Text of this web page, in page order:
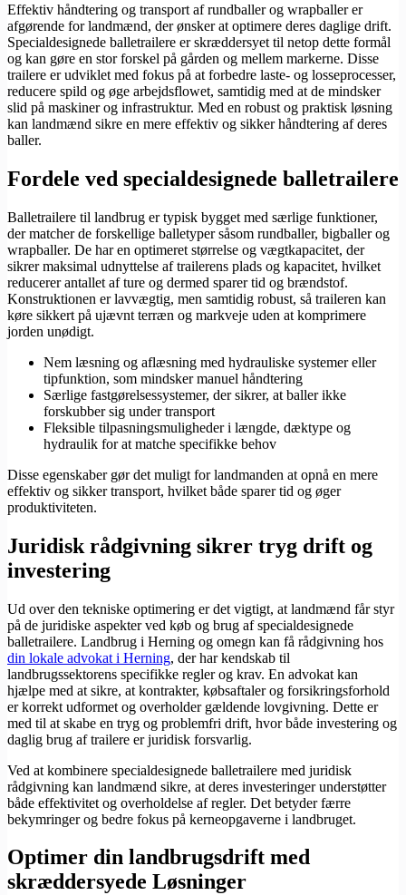
Effektiv håndtering og transport af rundballer og wrapballer er
afgørende for landmænd, der ønsker at optimere deres daglige drift.
Specialdesignede balletrailere er skræddersyet til netop dette formål
og kan gøre en stor forskel på gården og mellem markerne. Disse
trailere er udviklet med fokus på at forbedre laste- og losseprocesser,
reducere spild og øge arbejdsflowet, samtidig med at de mindsker
slid på maskiner og infrastruktur. Med en robust og praktisk løsning
kan landmænd sikre en mere effektiv og sikker håndtering af deres
baller.
Fordele ved specialdesignede balletrailere
Balletrailere til landbrug er typisk bygget med særlige funktioner,
der matcher de forskellige balletyper såsom rundballer, bigballer og
wrapballer. De har en optimeret størrelse og vægtkapacitet, der
sikrer maksimal udnyttelse af trailerens plads og kapacitet, hvilket
reducerer antallet af ture og dermed sparer tid og brændstof.
Konstruktionen er lavvægtig, men samtidig robust, så traileren kan
køre sikkert på ujævnt terræn og markveje uden at komprimere
jorden unødigt.
Nem læsning og aflæsning med hydrauliske systemer eller
tipfunktion, som mindsker manuel håndtering
Særlige fastgørelsessystemer, der sikrer, at baller ikke
forskubber sig under transport
Fleksible tilpasningsmuligheder i længde, dæktype og
hydraulik for at matche specifikke behov
Disse egenskaber gør det muligt for landmanden at opnå en mere
effektiv og sikker transport, hvilket både sparer tid og øger
produktiviteten.
Juridisk rådgivning sikrer tryg drift og
investering
Ud over den tekniske optimering er det vigtigt, at landmænd får styr
på de juridiske aspekter ved køb og brug af specialdesignede
balletrailere. Landbrug i Herning og omegn kan få rådgivning hos
din lokale advokat i Herning, der har kendskab til
landbrugssektorens specifikke regler og krav. En advokat kan
hjælpe med at sikre, at kontrakter, købsaftaler og forsikringsforhold
er korrekt udformet og overholder gældende lovgivning. Dette er
med til at skabe en tryg og problemfri drift, hvor både investering og
daglig brug af trailere er juridisk forsvarlig.
Ved at kombinere specialdesignede balletrailere med juridisk
rådgivning kan landmænd sikre, at deres investeringer understøtter
både effektivitet og overholdelse af regler. Det betyder færre
bekymringer og bedre fokus på kerneopgaverne i landbruget.
Optimer din landbrugsdrift med
skræddersyede Løsninger